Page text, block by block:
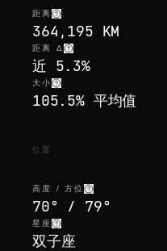
距离
364,195 KM
距离 Δ
近 5.3%
大小
105.5% 平均值
位置
高度 / 方位
70° / 79°
星座
双子座